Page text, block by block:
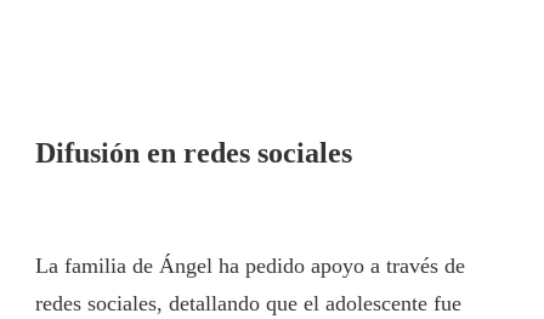
Difusión en redes sociales
La familia de Ángel ha pedido apoyo a través de
redes sociales, detallando que el adolescente fue